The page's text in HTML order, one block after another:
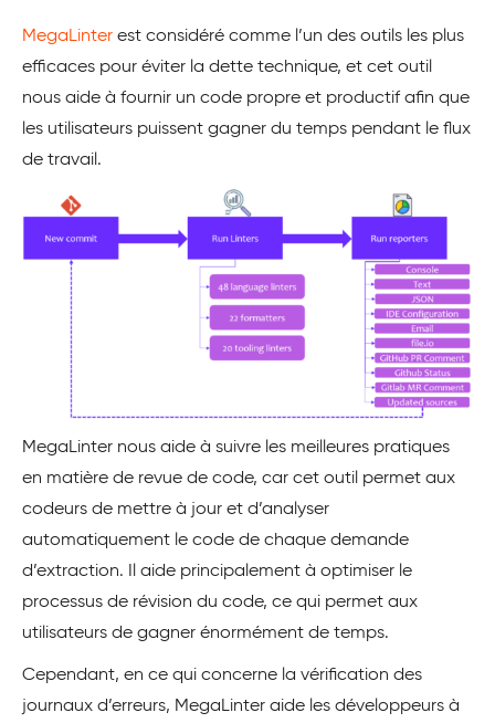
MegaLinter est considéré comme l’un des outils les plus
efficaces pour éviter la dette technique, et cet outil
nous aide à fournir un code propre et productif afin que
les utilisateurs puissent gagner du temps pendant le flux
de travail.
MegaLinter nous aide à suivre les meilleures pratiques
en matière de revue de code, car cet outil permet aux
codeurs de mettre à jour et d’analyser
automatiquement le code de chaque demande
d’extraction. Il aide principalement à optimiser le
processus de révision du code, ce qui permet aux
utilisateurs de gagner énormément de temps.
Cependant, en ce qui concerne la vérification des
journaux d’erreurs, MegaLinter aide les développeurs à